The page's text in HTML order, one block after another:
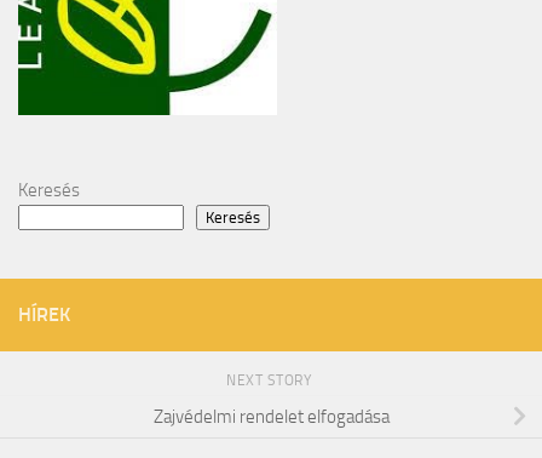
Keresés
Keresés
HÍREK
NEXT STORY
Zajvédelmi rendelet elfogadása